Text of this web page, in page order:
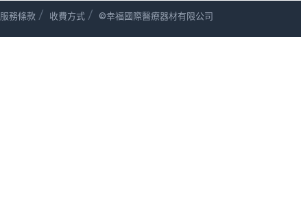
服務條款 / 收費方式 / ©幸福國際醫療器材有限公司